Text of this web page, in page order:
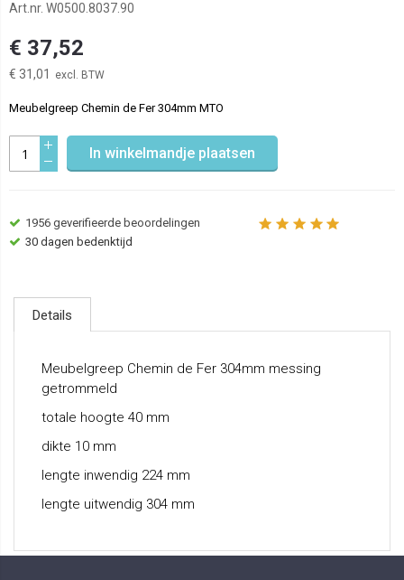
Art.nr. W0500.8037.90
€ 37,52
€ 31,01
Meubelgreep Chemin de Fer 304mm MTO
In winkelmandje plaatsen
1956 geverifieerde beoordelingen
30 dagen bedenktijd
Details
Meubelgreep Chemin de Fer 304mm messing
getrommeld
totale hoogte 40 mm
dikte 10 mm
lengte inwendig 224 mm
lengte uitwendig 304 mm